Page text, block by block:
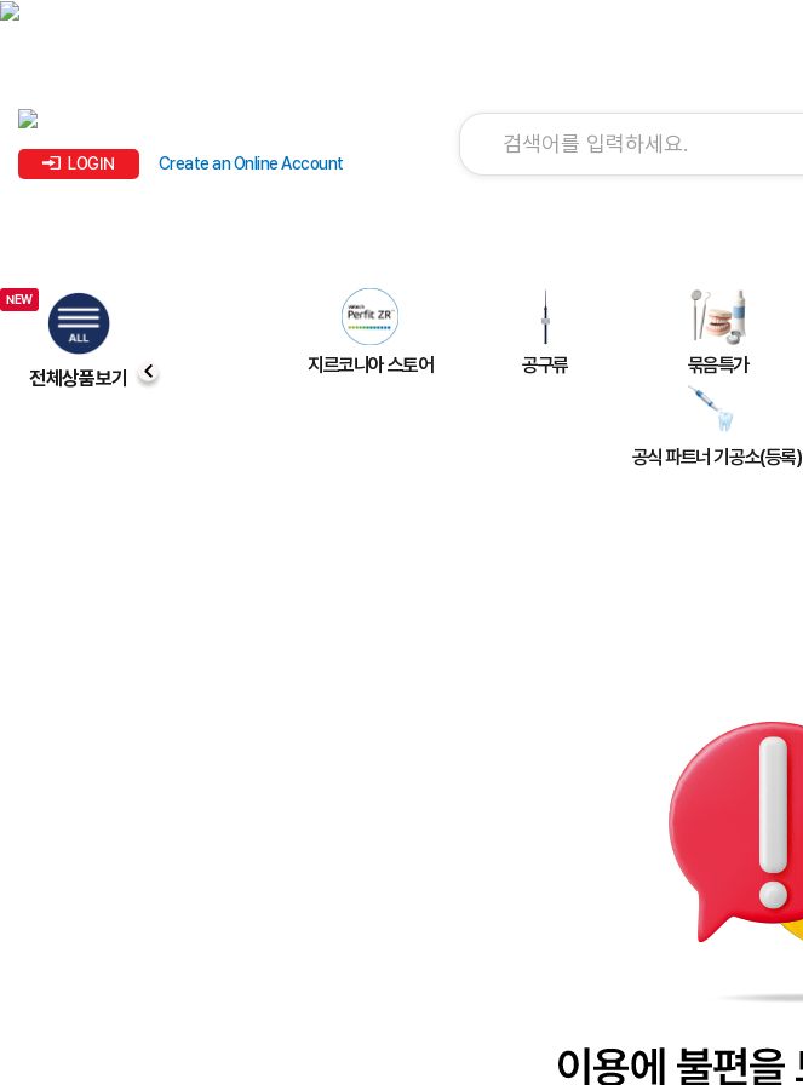
LOGIN Create an Online Account
전체상품보기
지르코니아 스토어 공구류 묶음특가
공식 파트너 기공소(등록)